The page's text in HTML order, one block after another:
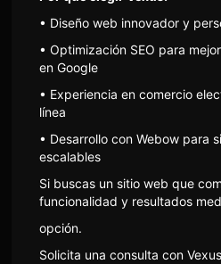
• Diseño web innovador y
• Optimización SEO para
en Google
• Experiencia en comercio
línea
• Desarrollo con Webow para
escalables
Si buscas un sitio web que
funcionalidad y resultados
opción.
Solicita una consulta con Vexus